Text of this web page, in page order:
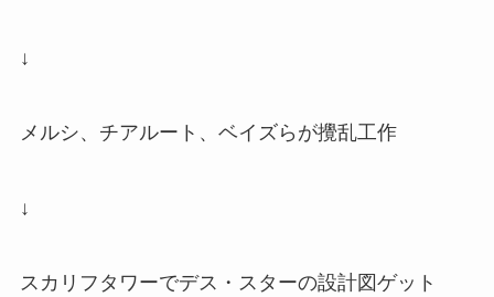
↓
メルシ、チアルート、ベイズらが攪乱工作
↓
スカリフタワーでデス・スターの設計図ゲット